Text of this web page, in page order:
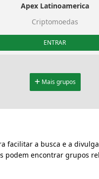
Apex Latinoamerica
Criptomoedas
ENTRAR
Mais grupos
facilitar a busca e a
podem encontrar grupos